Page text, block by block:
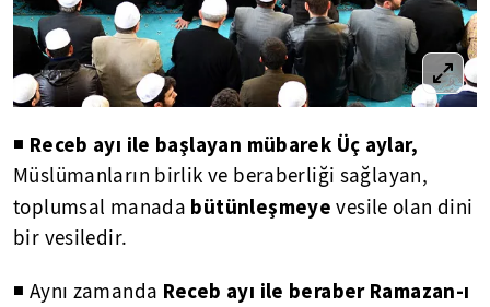
◾ Receb ayı ile başlayan mübarek Üç aylar,
Müslümanların birlik ve beraberliği sağlayan,
toplumsal manada bütünleşmeyevesile olan dini
bir vesiledir.
◾ Aynı zamanda Receb ayı ile beraber Ramazan-ı